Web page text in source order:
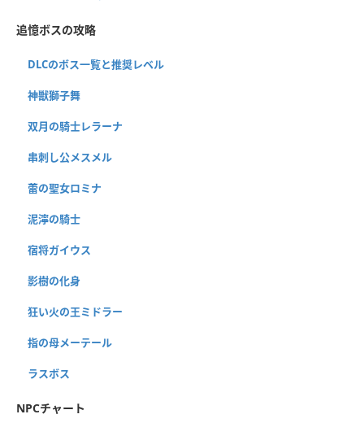
追憶ボスの攻略
DLCのボス一覧と推奨レベル
神獣獅子舞
双月の騎士レラーナ
串刺し公メスメル
蕾の聖女ロミナ
泥濘の騎士
宿将ガイウス
影樹の化身
狂い火の王ミドラー
指の母メーテール
ラスボス
NPCチャート